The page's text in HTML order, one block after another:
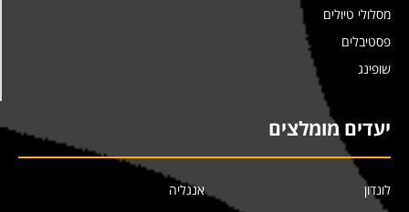
מסלולי טיולים
פסטיבלים
שופינג
יעדים מומלצים
לונדון
אנגליה